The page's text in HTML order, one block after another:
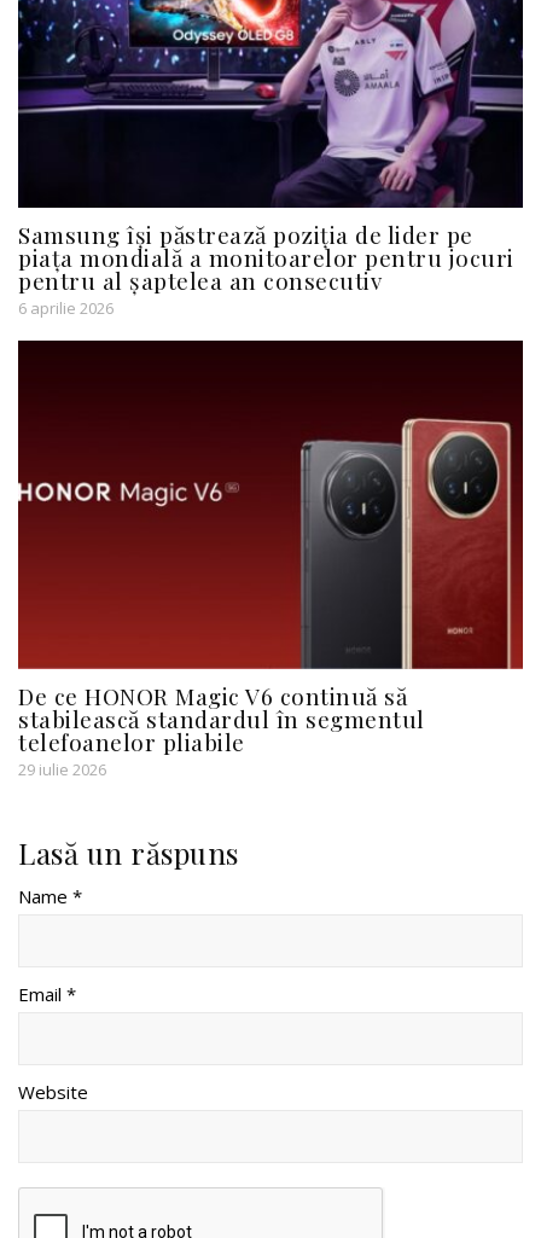
Samsung își păstrează poziția de lider pe
piața mondială a monitoarelor pentru jocuri
pentru al șaptelea an consecutiv
6 aprilie 2026
De ce HONOR Magic V6 continuă să
stabilească standardul în segmentul
telefoanelor pliabile
29 iulie 2026
Lasă un răspuns
Name *
Email *
Website